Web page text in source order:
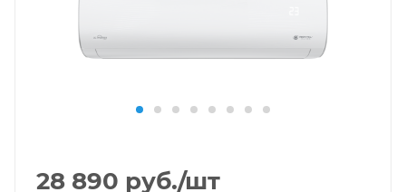
28 890 руб./шт